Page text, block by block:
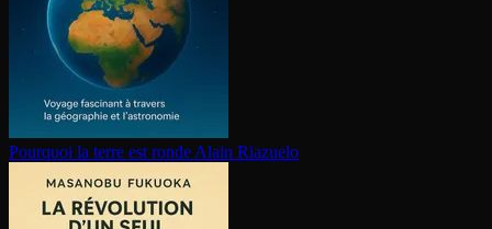
Pourquoi la terre est ronde Alain Riazuelo